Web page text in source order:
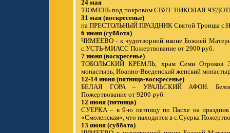
24 мая
ТЮМЕНЬ под покровом СВЯТ. НИКОЛАЯ
31 мая (воскресенье)
на ПРЕСТОЛЬНЫЙ ПРАЗДНИК Святой Троицы
6 июня (суббота)
ЧИМЕЕВО - к чудотворной иконе Божией Матери
с.УСТЬ-МИАСС Пожертвование от 2900 руб.
7 июня (воскресенье)
ТОБОЛЬСКИЙ КРЕМЛЬ, храм Семи Отроков
монастырь, Иоанно-Введенский женский
12-14 июня (пятница-воскресенье)
БЕЛАЯ ГОРА – УРАЛЬСКИЙ АФОН.
Пожертвование от 9200 руб.
12 июня (пятница)
СУЕРКА – в 9-ю пятницу по Пасхе на
«Смоленская», что находится в с.Суерка
13 июня (суббота)